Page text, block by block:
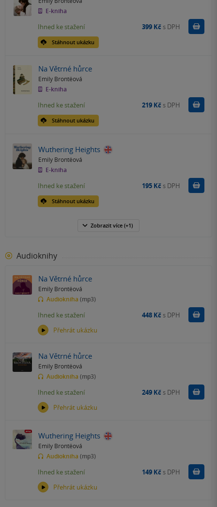
E-kniha
Stáhnout ukázku
Ihned ke stažení 399 Kč s DPH Koupit
Na Větrné hůrce
Emily Brontëová
E-kniha
Stáhnout ukázku
Ihned ke stažení 219 Kč s DPH Koupit
Wuthering Heights
Emily Brontëová
E-kniha
Stáhnout ukázku
Ihned ke stažení 195 Kč s DPH Koupit
Zobrazit více (+1)
Audioknihy
Na Větrné hůrce
Emily Brontëová
Audiokniha (mp3)
Přehrát ukázku
Ihned ke stažení 448 Kč s DPH Koupit
Na Větrné hůrce
Emily Brontëová
Audiokniha (mp3)
Přehrát ukázku
Ihned ke stažení 249 Kč s DPH Koupit
Wuthering Heights
Emily Brontëová
Audiokniha (mp3)
Přehrát ukázku
Ihned ke stažení 149 Kč s DPH Koupit